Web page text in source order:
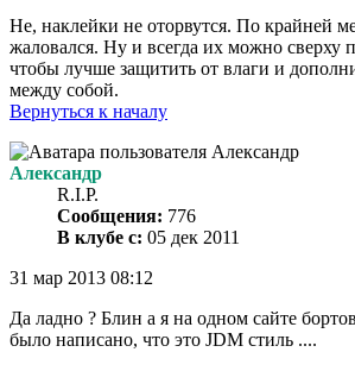
Не, наклейки не оторвутся. По крайней
жаловался. Ну и всегда их можно сверху
чтобы лучше защитить от влаги и
между собой.
Вернуться к началу
Александр
R.I.P.
Сообщения: 776
В клубе с: 05 дек 2011
31 мар 2013 08:12
Да ладно ? Блин а я на одном сайте
было написано, что это JDM стиль ....